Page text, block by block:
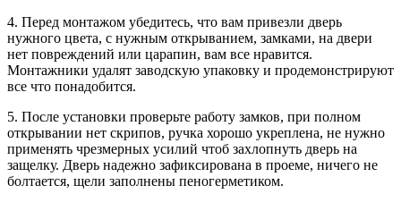
4. Перед монтажом убедитесь, что вам привезли дверь
нужного цвета, с нужным открыванием, замками, на двери
нет повреждений или царапин, вам все нравится.
Монтажники удалят заводскую упаковку и продемонстрируют
все что понадобится.
5. После установки проверьте работу замков, при полном
открывании нет скрипов, ручка хорошо укреплена, не нужно
применять чрезмерных усилий чтоб захлопнуть дверь на
защелку. Дверь надежно зафиксирована в проеме, ничего не
болтается, щели заполнены пеногерметиком.